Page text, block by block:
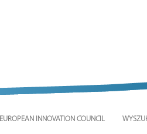
EUROPEAN INNOVATION COUNCIL